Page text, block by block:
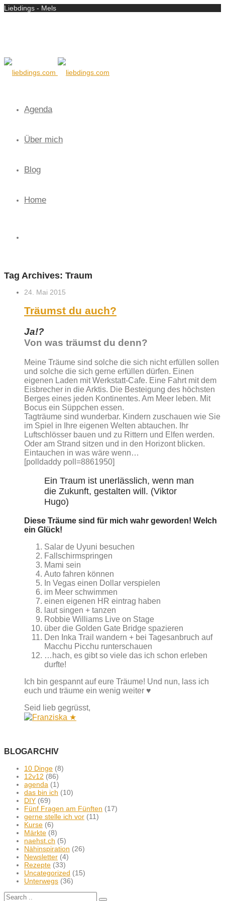
Liebdings - Mels
Agenda
Über mich
Blog
Home
Tag Archives: Traum
24. Mai 2015
Träumst du auch?
Ja!?
Von was träumst du denn?
Meine Träume sind solche die sich nicht erfüllen sollen
und solche die sich gerne erfüllen dürfen. Einen
eigenen Laden mit Werkstatt-Cafe. Eine Fahrt mit dem
Eisbrecher in die Arktis. Die Besteigung des höchsten
Berges eines jeden Kontinentes. Am Meer leben. Mit
Bocus ein Süppchen essen.
Tagträume sind wunderbar. Kindern zuschauen wie Sie
im Spiel in Ihre eigenen Welten abtauchen. Ihr
Luftschlösser bauen und zu Rittern und Elfen werden.
Oder am Strand sitzen und in den Horizont blicken.
Eintauchen in was wäre wenn…
[polldaddy poll=8861950]
Ein Traum ist unerlässlich, wenn man
die Zukunft, gestalten will. (Viktor
Hugo)
Diese Träume sind für mich wahr geworden! Welch
ein Glück!
Salar de Uyuni besuchen
Fallschirmspringen
Mami sein
Auto fahren können
In Vegas einen Dollar verspielen
im Meer schwimmen
einen eigenen HR eintrag haben
laut singen + tanzen
Robbie Williams Live on Stage
über die Golden Gate Bridge spazieren
Den Inka Trail wandern + bei Tagesanbruch auf
Macchu Picchu runterschauen
…hach, es gibt so viele das ich schon erleben
durfte!
Ich bin gespannt auf eure Träume! Und nun, lass ich
euch und träume ein wenig weiter ♥
Seid lieb gegrüsst,
BLOGARCHIV
10 Dinge (8)
12v12 (86)
agenda (1)
das bin ich (10)
DIY (69)
Fünf Fragen am Fünften (17)
gerne stelle ich vor (11)
Kurse (6)
Märkte (8)
naehst.ch (5)
Nähinspiration (26)
Newsletter (4)
Rezepte (33)
Uncategorized (15)
Unterwegs (36)